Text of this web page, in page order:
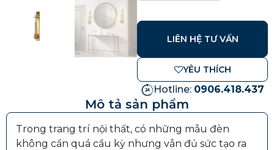
LIÊN HỆ TƯ VẤN
YÊU THÍCH
Hotline: 0906.418.437
Mô tả sản phẩm
Trong trang trí nội thất, có những mẫu đèn
không cần quá cầu kỳ nhưng vẫn đủ sức tạo ra